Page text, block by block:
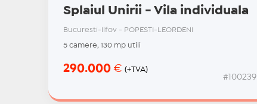
Splaiul Unirii - Vila individuala
Bucuresti-Ilfov - POPESTI-LEORDENI
5 camere, 130 mp utili
290.000 € (+TVA)
#100239